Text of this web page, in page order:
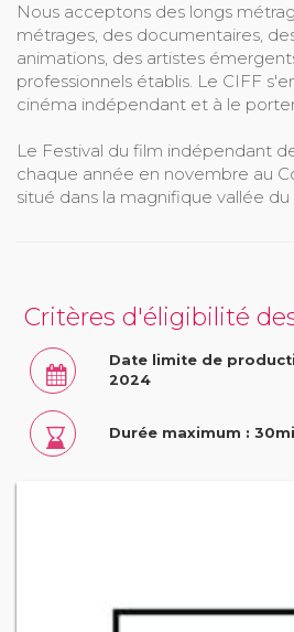
Nous acceptons des longs
métrages, des documentaires,
animations, des artistes
professionnels établis. Le CIFF
cinéma indépendant et à le
Le Festival du film indépendant
chaque année en novembre au
situé dans la magnifique vallée du
Critères d'éligibilité
Date limite de
2024
Durée maximum :